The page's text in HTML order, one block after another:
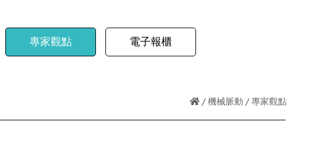
專家觀點 電子報櫃
機械脈動 專家觀點